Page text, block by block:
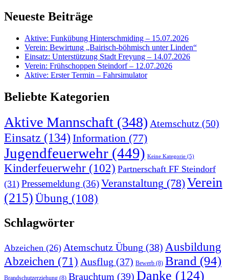
Neueste Beiträge
Aktive: Funkübung Hinterschmiding – 15.07.2026
Verein: Bewirtung „Bairisch-böhmisch unter Linden“
Einsatz: Unterstützung Stadt Freyung – 14.07.2026
Verein: Frühschoppen Steindorf – 12.07.2026
Aktive: Erster Termin – Fahrsimulator
Beliebte Kategorien
Aktive Mannschaft (348) Atemschutz (50)
Einsatz (134) Information (77)
Jugendfeuerwehr (449) Keine Kategorie (5)
Kinderfeuerwehr (102) Partnerschaft FF Steindorf
(31) Pressemeldung (36)Veranstaltung (78)Verein
(215)Übung (108)
Schlagwörter
Abzeichen (26) Atemschutz Übung (38) Ausbildung
Abzeichen (71) Ausflug (37) Bewerb (8) Brand (94)
Brandschutzerziehung (8) Brauchtum (39) Danke (124)